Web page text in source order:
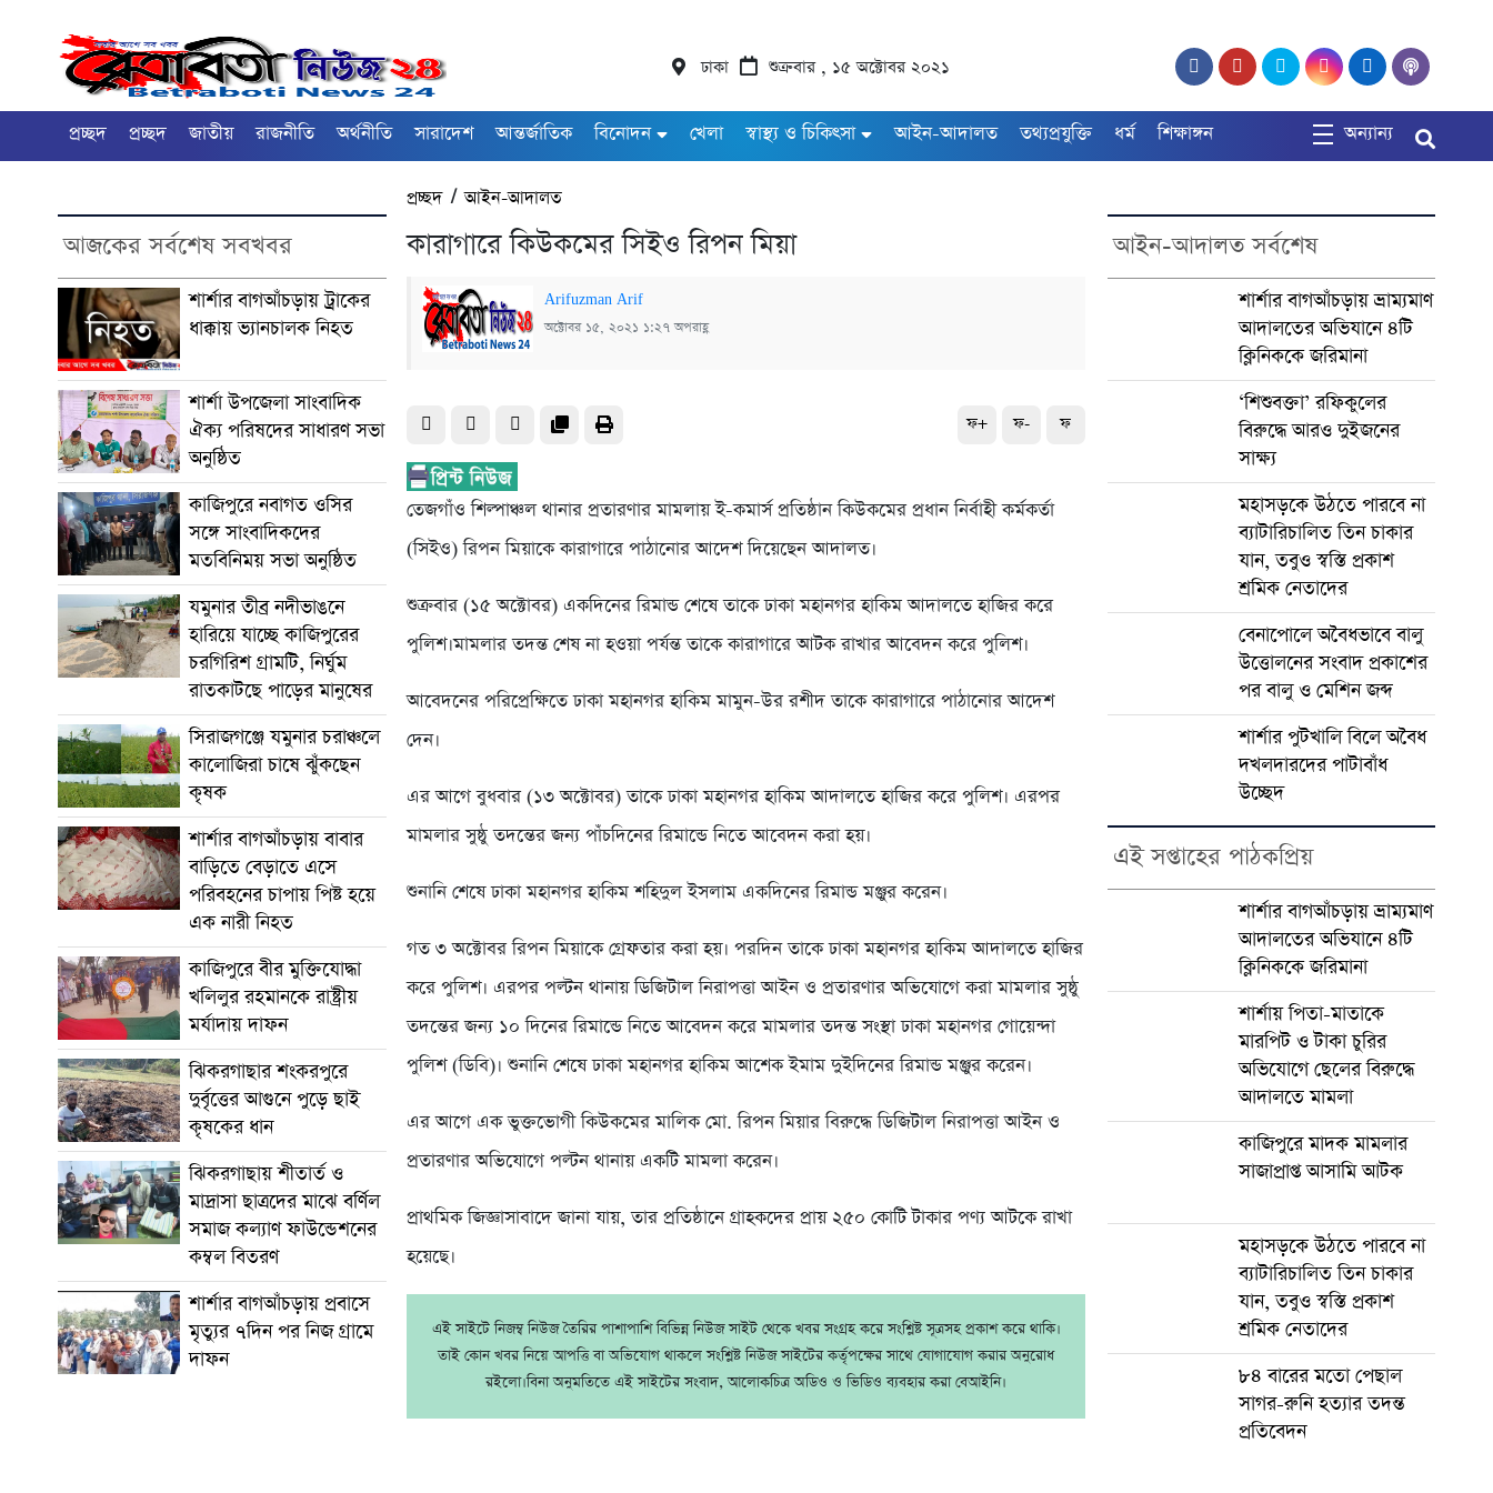
ঢাকা শুক্রবার , ১৫ অক্টোবর ২০২১
প্রচ্ছদ প্রচ্ছদ জাতীয় রাজনীতি অর্থনীতি সারাদেশ আন্তর্জাতিক বিনোদন খেলা স্বাস্থ্য ও চিকিৎসা আইন-আদালত তথ্যপ্রযুক্তি ধর্ম শিক্ষাঙ্গন অন্যান্য
আজকের সর্বশেষ সবখবর
শার্শার বাগআঁচড়ায় ট্রাকের
ধাক্কায় ভ্যানচালক নিহত
শার্শা উপজেলা সাংবাদিক
ঐক্য পরিষদের সাধারণ সভা
অনুষ্ঠিত
কাজিপুরে নবাগত ওসির
সঙ্গে সাংবাদিকদের
মতবিনিময় সভা অনুষ্ঠিত
যমুনার তীব্র নদীভাঙনে
হারিয়ে যাচ্ছে কাজিপুরের
চরগিরিশ গ্রামটি, নির্ঘুম
রাতকাটছে পাড়ের মানুষের
সিরাজগঞ্জে যমুনার চরাঞ্চলে
কালোজিরা চাষে ঝুঁকছেন
কৃষক
শার্শার বাগআঁচড়ায় বাবার
বাড়িতে বেড়াতে এসে
পরিবহনের চাপায় পিষ্ট হয়ে
এক নারী নিহত
কাজিপুরে বীর মুক্তিযোদ্ধা
খলিলুর রহমানকে রাষ্ট্রীয়
মর্যাদায় দাফন
ঝিকরগাছার শংকরপুরে
দুর্বৃত্তের আগুনে পুড়ে ছাই
কৃষকের ধান
ঝিকরগাছায় শীতার্ত ও
মাদ্রাসা ছাত্রদের মাঝে বর্ণিল
সমাজ কল্যাণ ফাউন্ডেশনের
কম্বল বিতরণ
শার্শার বাগআঁচড়ায় প্রবাসে
মৃত্যুর ৭দিন পর নিজ গ্রামে
দাফন
প্রচ্ছদ/আইন-আদালত
কারাগারে কিউকমের সিইও রিপন মিয়া
Arifuzman Arif
অক্টোবর ১৫, ২০২১ ১:২৭ অপরাহ্ণ
ফ+ ফ- ফ
তেজগাঁও শিল্পাঞ্চল থানার প্রতারণার মামলায় ই-কমার্স প্রতিষ্ঠান কিউকমের প্রধান নির্বাহী কর্মকর্তা
(সিইও) রিপন মিয়াকে কারাগারে পাঠানোর আদেশ দিয়েছেন আদালত।
শুক্রবার (১৫ অক্টোবর) একদিনের রিমান্ড শেষে তাকে ঢাকা মহানগর হাকিম আদালতে হাজির করে
পুলিশ।মামলার তদন্ত শেষ না হওয়া পর্যন্ত তাকে কারাগারে আটক রাখার আবেদন করে পুলিশ।
আবেদনের পরিপ্রেক্ষিতে ঢাকা মহানগর হাকিম মামুন-উর রশীদ তাকে কারাগারে পাঠানোর আদেশ
দেন।
এর আগে বুধবার (১৩ অক্টোবর) তাকে ঢাকা মহানগর হাকিম আদালতে হাজির করে পুলিশ। এরপর
মামলার সুষ্ঠু তদন্তের জন্য পাঁচদিনের রিমান্ডে নিতে আবেদন করা হয়।
শুনানি শেষে ঢাকা মহানগর হাকিম শহিদুল ইসলাম একদিনের রিমান্ড মঞ্জুর করেন।
গত ৩ অক্টোবর রিপন মিয়াকে গ্রেফতার করা হয়। পরদিন তাকে ঢাকা মহানগর হাকিম আদালতে হাজির
করে পুলিশ। এরপর পল্টন থানায় ডিজিটাল নিরাপত্তা আইন ও প্রতারণার অভিযোগে করা মামলার সুষ্ঠু
তদন্তের জন্য ১০ দিনের রিমান্ডে নিতে আবেদন করে মামলার তদন্ত সংস্থা ঢাকা মহানগর গোয়েন্দা
পুলিশ (ডিবি)। শুনানি শেষে ঢাকা মহানগর হাকিম আশেক ইমাম দুইদিনের রিমান্ড মঞ্জুর করেন।
এর আগে এক ভুক্তভোগী কিউকমের মালিক মো. রিপন মিয়ার বিরুদ্ধে ডিজিটাল নিরাপত্তা আইন ও
প্রতারণার অভিযোগে পল্টন থানায় একটি মামলা করেন।
প্রাথমিক জিজ্ঞাসাবাদে জানা যায়, তার প্রতিষ্ঠানে গ্রাহকদের প্রায় ২৫০ কোটি টাকার পণ্য আটকে রাখা
হয়েছে।
এই সাইটে নিজম্ব নিউজ তৈরির পাশাপাশি বিভিন্ন নিউজ সাইট থেকে খবর সংগ্রহ করে সংশ্লিষ্ট সূত্রসহ প্রকাশ করে থাকি।
তাই কোন খবর নিয়ে আপত্তি বা অভিযোগ থাকলে সংশ্লিষ্ট নিউজ সাইটের কর্তৃপক্ষের সাথে যোগাযোগ করার অনুরোধ
রইলো।বিনা অনুমতিতে এই সাইটের সংবাদ, আলোকচিত্র অডিও ও ভিডিও ব্যবহার করা বেআইনি।
আইন-আদালত সর্বশেষ
শার্শার বাগআঁচড়ায় ভ্রাম্যমাণ
আদালতের অভিযানে ৪টি
ক্লিনিককে জরিমানা
‘শিশুবক্তা’ রফিকুলের
বিরুদ্ধে আরও দুইজনের
সাক্ষ্য
মহাসড়কে উঠতে পারবে না
ব্যাটারিচালিত তিন চাকার
যান, তবুও স্বস্তি প্রকাশ
শ্রমিক নেতাদের
বেনাপোলে অবৈধভাবে বালু
উত্তোলনের সংবাদ প্রকাশের
পর বালু ও মেশিন জব্দ
শার্শার পুটখালি বিলে অবৈধ
দখলদারদের পাটাবাঁধ
উচ্ছেদ
এই সপ্তাহের পাঠকপ্রিয়
শার্শার বাগআঁচড়ায় ভ্রাম্যমাণ
আদালতের অভিযানে ৪টি
ক্লিনিককে জরিমানা
শার্শায় পিতা-মাতাকে
মারপিট ও টাকা চুরির
অভিযোগে ছেলের বিরুদ্ধে
আদালতে মামলা
কাজিপুরে মাদক মামলার
সাজাপ্রাপ্ত আসামি আটক
মহাসড়কে উঠতে পারবে না
ব্যাটারিচালিত তিন চাকার
যান, তবুও স্বস্তি প্রকাশ
শ্রমিক নেতাদের
৮৪ বারের মতো পেছাল
সাগর-রুনি হত্যার তদন্ত
প্রতিবেদন